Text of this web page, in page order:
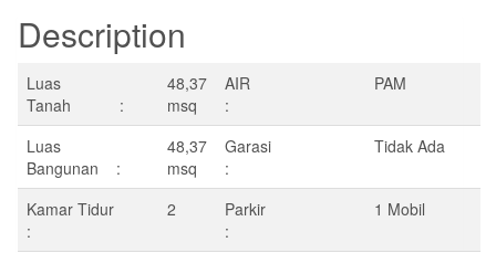
Description
Luas
Tanah :
48,37
msq
AIR
:
PAM
Luas
Bangunan :
48,37
msq
Garasi
:
Tidak Ada
Kamar Tidur
:
2
Parkir
:
1 Mobil